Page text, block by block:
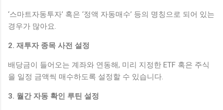
‘스마트자동투자’ 혹은 ‘정액 자동매수’ 등의 명칭으로 되어 있는
경우가 많아요.
2. 재투자 종목 사전 설정
배당금이 들어오는 계좌와 연동해, 미리 지정한 ETF 혹은 주식
을 일정 금액씩 매수하도록 설정할 수 있습니다.
3. 월간 자동 확인 루틴 설정